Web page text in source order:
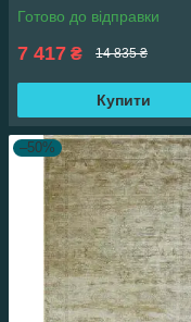
Готово до відправки
7 417 ₴ 14 835 ₴
Купити
–50%